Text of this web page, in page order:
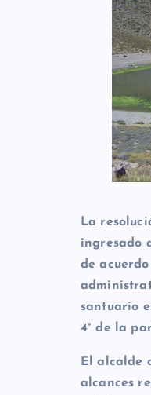
La
ingresado
de
santuario
4° de la
El alcalde
alcances